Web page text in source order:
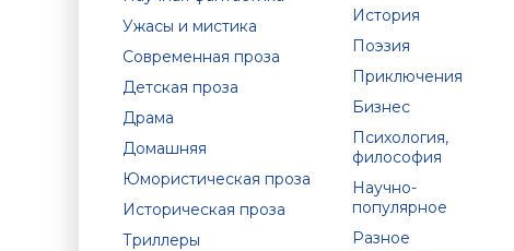
Ужасы и мистика
Современная проза
Детская проза
Драма
Домашняя
Юмористическая проза
Историческая проза
Триллеры
История
Поэзия
Приключения
Бизнес
Психология,
философия
Научно-
популярное
Разное